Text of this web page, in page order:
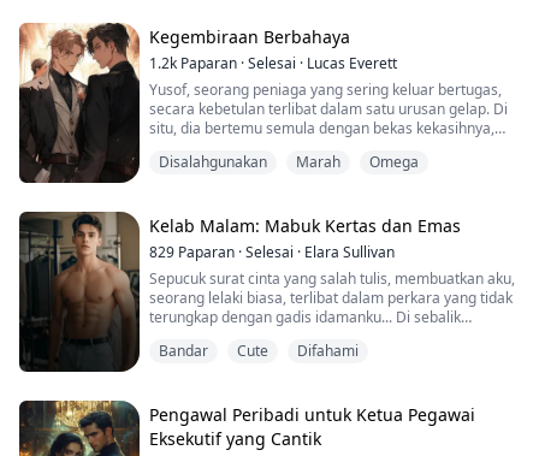
Kegembiraan Berbahaya
1.2k Paparan ·Selesai · Lucas Everett
Yusof, seorang peniaga yang sering keluar bertugas,
secara kebetulan terlibat dalam satu urusan gelap. Di
situ, dia bertemu semula dengan bekas kekasihnya,
dan kini berada dalam dunia gelap. Lin, yang dahulunya
keluarga dan sisi gelap masyarakat....
Disalahgunakan Marah Omega
Kelab Malam: Mabuk Kertas dan Emas
829 Paparan ·Selesai · Elara Sullivan
Sepucuk surat cinta yang salah tulis, membuatkan aku,
seorang lelaki biasa, terlibat dalam perkara yang tidak
terungkap dengan gadis idamanku... Di sebalik
dipenuhi dengan dendam, tipu daya, dan
Bandar Cute Difahami
Pengawal Peribadi untuk Ketua Pegawai
Eksekutif yang Cantik